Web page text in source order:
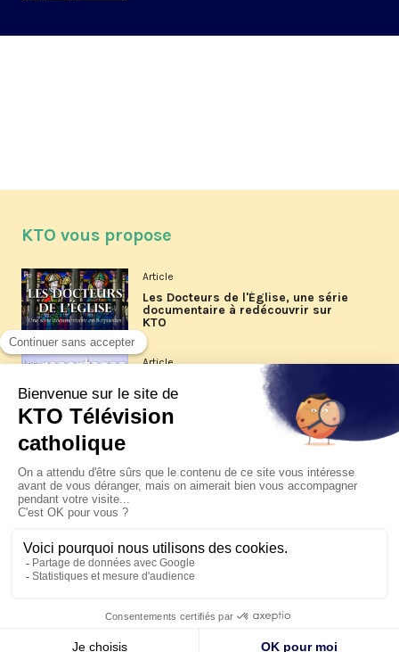
KTO vous propose
Article
Les Docteurs de l'Église, une série
documentaire à redécouvrir sur
KTO
Article
Les reportages d'été 2026 de KTO
La visite pastorale du pape Léon
XIV à Assise à suivre sur KTO le
jeudi 6 août
Le pape en Uruguay, Argentine et
Pérou du 6 au 17 novembre 2026